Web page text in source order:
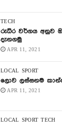
TECH
රුධිර වර්ගය අනුව
දැනගමු
APR 11, 2021
LOCAL SPORT
ලොව ලස්සනම
APR 11, 2021
LOCAL SPORT TECH